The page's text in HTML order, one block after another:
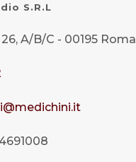
S.R.L
A/B/C - 00195 Roma